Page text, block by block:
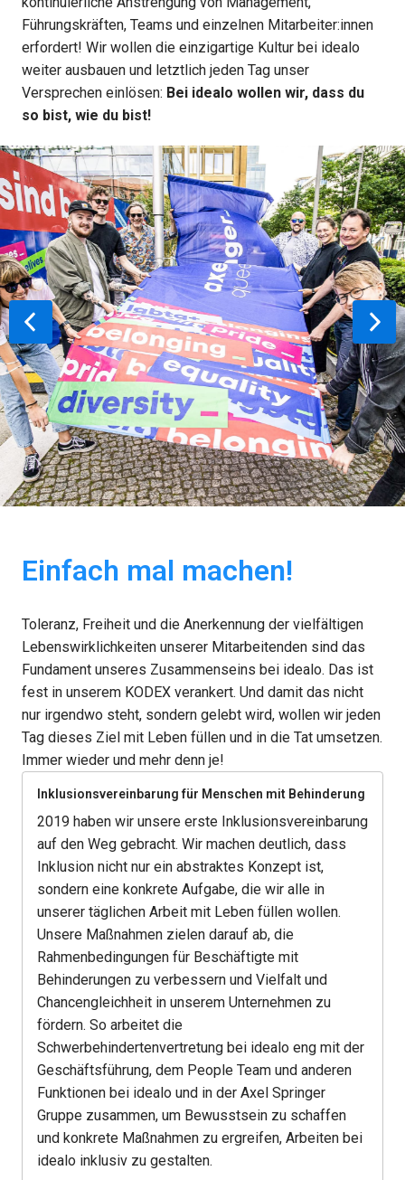
Führungskräften, Teams und einzelnen Mitarbeiter:innen
erfordert! Wir wollen die einzigartige Kultur bei idealo
weiter ausbauen und letztlich jeden Tag unser
Versprechen einlösen: Bei idealo wollen wir, dass du
so bist, wie du bist!
Einfach mal machen!
Toleranz, Freiheit und die Anerkennung der vielfältigen
Lebenswirklichkeiten unserer Mitarbeitenden sind das
Fundament unseres Zusammenseins bei idealo. Das ist
fest in unserem KODEX verankert. Und damit das nicht
nur irgendwo steht, sondern gelebt wird, wollen wir jeden
Tag dieses Ziel mit Leben füllen und in die Tat umsetzen.
Immer wieder und mehr denn je!
Inklusionsvereinbarung für Menschen mit Behinderung
2019 haben wir unsere erste Inklusionsvereinbarung
auf den Weg gebracht. Wir machen deutlich, dass
Inklusion nicht nur ein abstraktes Konzept ist,
sondern eine konkrete Aufgabe, die wir alle in
unserer täglichen Arbeit mit Leben füllen wollen.
Unsere Maßnahmen zielen darauf ab, die
Rahmenbedingungen für Beschäftigte mit
Behinderungen zu verbessern und Vielfalt und
Chancengleichheit in unserem Unternehmen zu
fördern. So arbeitet die
Schwerbehindertenvertretung bei idealo eng mit der
Geschäftsführung, dem People Team und anderen
Funktionen bei idealo und in der Axel Springer
Gruppe zusammen, um Bewusstsein zu schaffen
und konkrete Maßnahmen zu ergreifen, Arbeiten bei
idealo inklusiv zu gestalten.